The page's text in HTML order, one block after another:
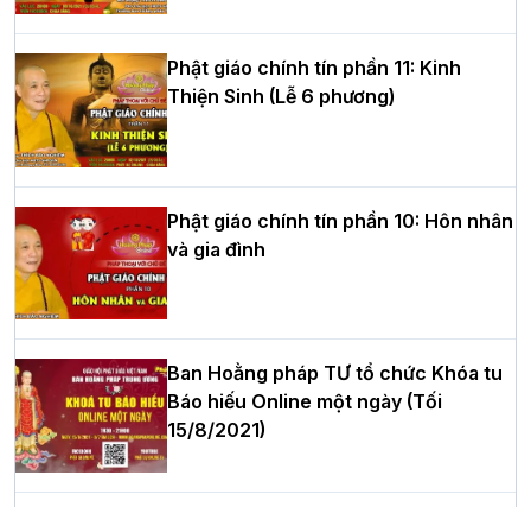
hè tại chùa Bằng
HT.Thích Thọ Lạc được suy cử làm tân
Trưởng BTS GHPGVN tỉnh Nghệ An
Hòa thượng Thích Quảng Tùng tái đắc
cử Trưởng BTS GHPGVN thành phố Hải
Phòng nhiệm kỳ 2026 – 2031
Thượng tọa Thích Tâm Chính được suy
cử tân Trưởng ban Trị sự GHPGVN tỉnh
Phật giáo chính tín phần 11: Kinh
Thiện Sinh (Lễ 6 phương)
Phật giáo chính tín phần 10: Hôn nhân
và gia đình
Ban Hoằng pháp TƯ tổ chức Khóa tu
Báo hiếu Online một ngày (Tối
15/8/2021)